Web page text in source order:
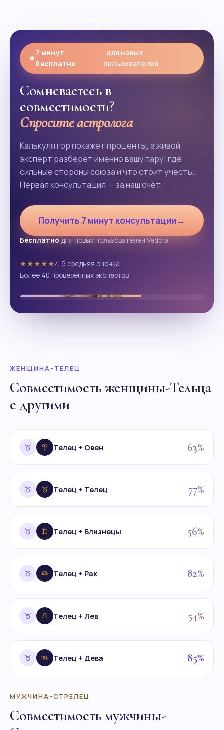
★
7 минут
бесплатно
· для новых
пользователей
Сомневаетесь в
совместимости?
Спросите астролога
Калькулятор покажет проценты, а живой
эксперт разберёт именно вашу пару: где
сильные стороны союза и что стоит учесть.
Первая консультация — за наш счёт.
Получить 7 минут консультации→
Бесплатнодля новых пользователей Vedora
★★★★★4,9 средняя оценка
Более 40 проверенных экспертов
ЖЕНЩИНА-ТЕЛЕЦ
Совместимость женщины-Тельца
с другими
Телец + Овен 63%
Телец + Телец 77%
Телец + Близнецы 56%
Телец + Рак 82%
Телец + Лев 54%
Телец + Дева 85%
МУЖЧИНА-СТРЕЛЕЦ
Совместимость мужчины-